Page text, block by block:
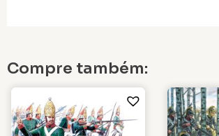
Compre também: